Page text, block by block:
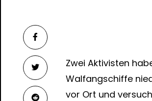
Zwei Aktivisten
Walfangschiffe
vor Ort und